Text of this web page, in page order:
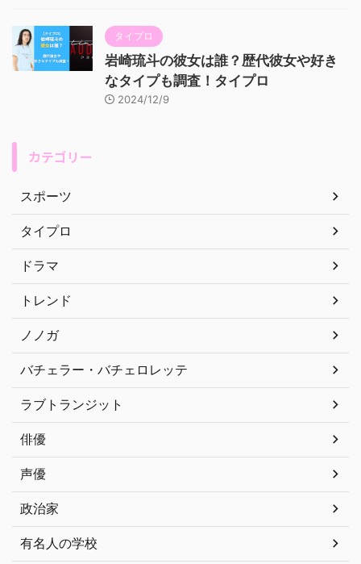
タイプロ
岩崎琉斗の彼女は誰？歴代彼女や好き
なタイプも調査！タイプロ
2024/12/9
カテゴリー
スポーツ
タイプロ
ドラマ
トレンド
ノノガ
バチェラー・バチェロレッテ
ラブトランジット
俳優
声優
政治家
有名人の学校